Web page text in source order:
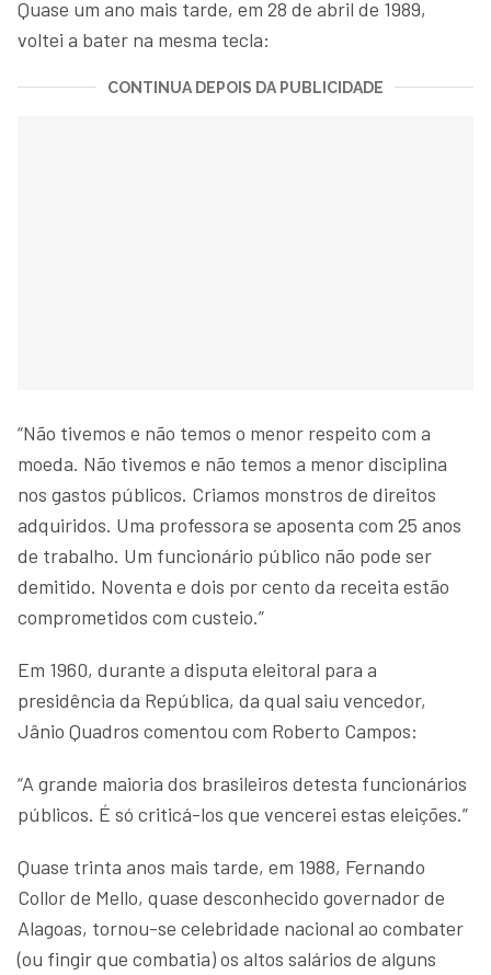
Quase um ano mais tarde, em 28 de abril de 1989,
voltei a bater na mesma tecla:
CONTINUA DEPOIS DA PUBLICIDADE
“Não tivemos e não temos o menor respeito com a
moeda. Não tivemos e não temos a menor disciplina
nos gastos públicos. Criamos monstros de direitos
adquiridos. Uma professora se aposenta com 25 anos
de trabalho. Um funcionário público não pode ser
demitido. Noventa e dois por cento da receita estão
comprometidos com custeio.”
Em 1960, durante a disputa eleitoral para a
presidência da República, da qual saiu vencedor,
Jânio Quadros comentou com Roberto Campos:
“A grande maioria dos brasileiros detesta funcionários
públicos. É só criticá-los que vencerei estas eleições.”
Quase trinta anos mais tarde, em 1988, Fernando
Collor de Mello, quase desconhecido governador de
Alagoas, tornou-se celebridade nacional ao combater
(ou fingir que combatia) os altos salários de alguns